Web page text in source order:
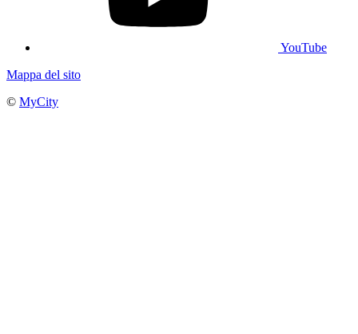
YouTube
Mappa del sito
© MyCity